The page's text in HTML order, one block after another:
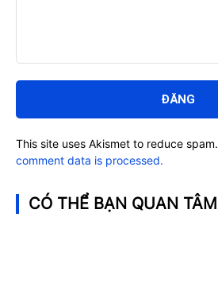
luận:
This site uses Akismet to reduce spam.
comment data is processed.
CÓ THỂ BẠN QUAN TÂM